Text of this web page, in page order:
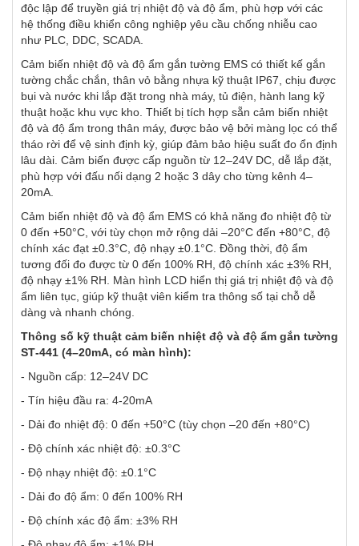
độc lập để truyền giá trị nhiệt độ và độ ẩm, phù hợp với các
hệ thống điều khiển công nghiệp yêu cầu chống nhiễu cao
như PLC, DDC, SCADA.
Cảm biến nhiệt độ và độ ẩm gắn tường EMS có thiết kế gắn
tường chắc chắn, thân vỏ bằng nhựa kỹ thuật IP67, chịu được
bụi và nước khi lắp đặt trong nhà máy, tủ điện, hành lang kỹ
thuật hoặc khu vực kho. Thiết bị tích hợp sẵn cảm biến nhiệt
độ và độ ẩm trong thân máy, được bảo vệ bởi màng lọc có thể
tháo rời để vệ sinh định kỳ, giúp đảm bảo hiệu suất đo ổn định
lâu dài. Cảm biến được cấp nguồn từ 12–24V DC, dễ lắp đặt,
phù hợp với đấu nối dạng 2 hoặc 3 dây cho từng kênh 4–
20mA.
Cảm biến nhiệt độ và độ ẩm EMS có khả năng đo nhiệt độ từ
0 đến +50°C, với tùy chọn mở rộng dải –20°C đến +80°C, độ
chính xác đạt ±0.3°C, độ nhạy ±0.1°C. Đồng thời, độ ẩm
tương đối đo được từ 0 đến 100% RH, độ chính xác ±3% RH,
độ nhạy ±1% RH. Màn hình LCD hiển thị giá trị nhiệt độ và độ
ẩm liên tục, giúp kỹ thuật viên kiểm tra thông số tại chỗ dễ
dàng và nhanh chóng.
Thông số kỹ thuật cảm biến nhiệt độ và độ ẩm gắn tường
ST‑441 (4–20mA, có màn hình):
- Nguồn cấp: 12–24V DC
- Tín hiệu đầu ra: 4-20mA
- Dải đo nhiệt độ: 0 đến +50°C (tùy chọn –20 đến +80°C)
- Độ chính xác nhiệt độ: ±0.3°C
- Độ nhạy nhiệt độ: ±0.1°C
- Dải đo độ ẩm: 0 đến 100% RH
- Độ chính xác độ ẩm: ±3% RH